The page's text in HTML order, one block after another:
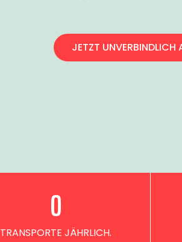
JETZT UNVERBINDLICH
TRANSPORTE JÄHRLICH.
0